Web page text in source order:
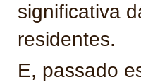
significativa
residentes.
E, passado